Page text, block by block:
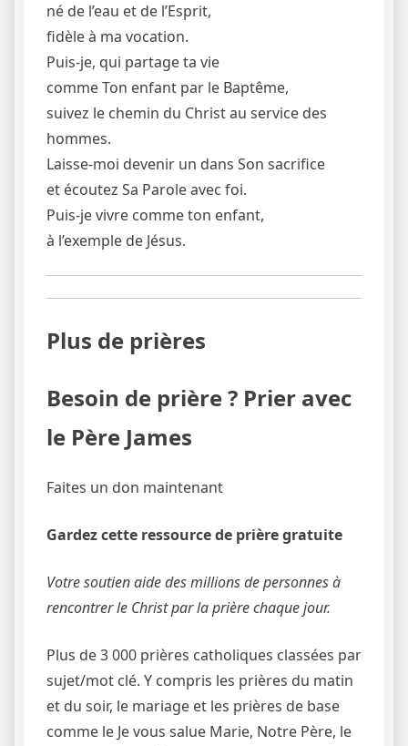
né de l’eau et de l’Esprit,
fidèle à ma vocation.
Puis-je, qui partage ta vie
comme Ton enfant par le Baptême,
suivez le chemin du Christ au service des
hommes.
Laisse-moi devenir un dans Son sacrifice
et écoutez Sa Parole avec foi.
Puis-je vivre comme ton enfant,
à l’exemple de Jésus.
Plus de prières
Besoin de prière ? Prier avec
le Père James
Faites un don maintenant
Gardez cette ressource de prière gratuite
Votre soutien aide des millions de personnes à
rencontrer le Christ par la prière chaque jour.
Plus de 3 000 prières catholiques classées par
sujet/mot clé. Y compris les prières du matin
et du soir, le mariage et les prières de base
comme le Je vous salue Marie, Notre Père, le